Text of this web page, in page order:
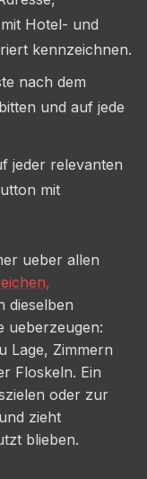
Hotel- und
kennzeichnen.
nach dem
und auf jede
jeder relevanten
mit
ueber allen
dieselben
ueberzeugen:
Lage, Zimmern
Floskeln. Ein
oder zur
zieht
blieben.